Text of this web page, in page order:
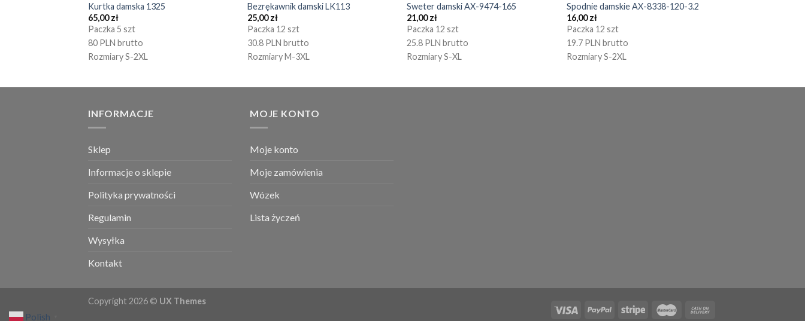
Kurtka damska 1325
65,00zł
Paczka 5 szt
80 PLN brutto
Rozmiary S-2XL
Bezrękawnik damski LK113
25,00zł
Paczka 12 szt
30.8 PLN brutto
Rozmiary M-3XL
Sweter damski AX-9474-165
21,00zł
Paczka 12 szt
25.8 PLN brutto
Rozmiary S-XL
Spodnie damskie AX-8338-120-3.2
16,00zł
Paczka 12 szt
19.7 PLN brutto
Rozmiary S-2XL
INFORMACJE
Sklep
Informacje o sklepie
Polityka prywatności
Regulamin
Wysyłka
Kontakt
MOJE KONTO
Moje konto
Moje zamówienia
Wózek
Lista życzeń
Copyright 2026 © UX Themes
Polish